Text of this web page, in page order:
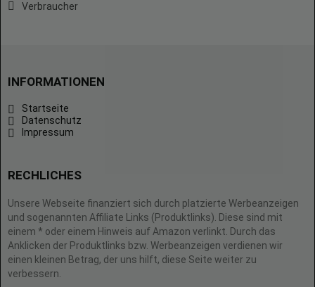
Verbraucher
INFORMATIONEN
Startseite
Datenschutz
Impressum
RECHLICHES
Unsere Webseite finanziert sich durch platzierte Werbeanzeigen
und sogenannten Affiliate Links (Produktlinks). Diese sind mit
einem * oder einem Hinweis auf Amazon verlinkt. Durch das
Anklicken der Produktlinks bzw. Werbeanzeigen verdienen wir
einen kleinen Betrag, der uns hilft, diese Seite weiter zu
verbessern.